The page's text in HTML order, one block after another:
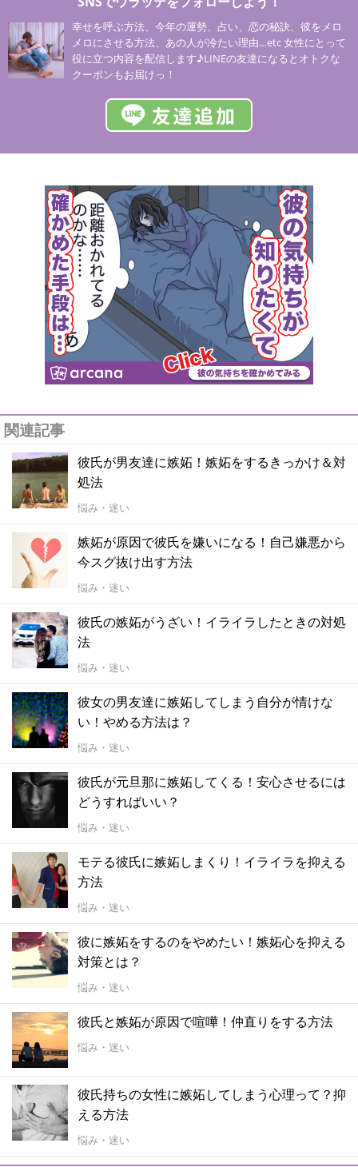
幸せを呼ぶ方法、今年の運勢、占い、恋の秘訣、彼をメロ
メロにさせる方法、あの人が冷たい理由…etc 女性にとって
役に立つ内容を配信します♪LINEの友達になるとオトクな
クーポンもお届けっ！
関連記事
彼氏が男友達に嫉妬！嫉妬をするきっかけ＆対
処法
悩み・迷い
嫉妬が原因で彼氏を嫌いになる！自己嫌悪から
今スグ抜け出す方法
悩み・迷い
彼氏の嫉妬がうざい！イライラしたときの対処
法
悩み・迷い
彼女の男友達に嫉妬してしまう自分が情けな
い！やめる方法は？
悩み・迷い
彼氏が元旦那に嫉妬してくる！安心させるには
どうすればいい？
悩み・迷い
モテる彼氏に嫉妬しまくり！イライラを抑える
方法
悩み・迷い
彼に嫉妬をするのをやめたい！嫉妬心を抑える
対策とは？
悩み・迷い
彼氏と嫉妬が原因で喧嘩！仲直りをする方法
悩み・迷い
彼氏持ちの女性に嫉妬してしまう心理って？抑
える方法
悩み・迷い